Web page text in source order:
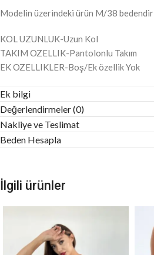
Modelin üzerindeki ürün M/38 bedendir
KOL UZUNLUK-Uzun Kol
TAKIM OZELLIK-Pantolonlu Takım
EK OZELLIKLER-Boş/Ek özellik Yok
Ek bilgi
Değerlendirmeler (0)
Nakliye ve Teslimat
Beden Hesapla
İlgili ürünler